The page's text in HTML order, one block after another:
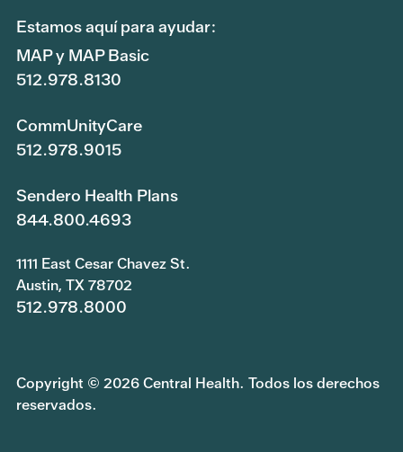
Estamos aquí para ayudar:
MAP y MAP Basic
512.978.8130
CommUnityCare
512.978.9015
Sendero Health Plans
844.800.4693
1111 East Cesar Chavez St.
Austin, TX 78702
512.978.8000
Copyright © 2026 Central Health. Todos los derechos
reservados.